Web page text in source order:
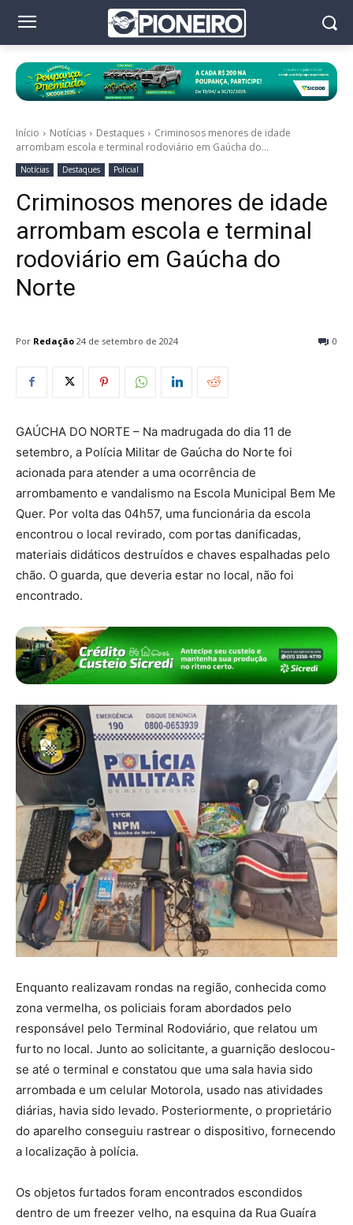
Início Notícias Destaques
Criminosos menores de idade
arrombam escola e terminal rodoviário em Gaúcha do...
Notícias Destaques Policial
Criminosos menores de idade
arrombam escola e terminal
rodoviário em Gaúcha do
Norte
Por Redação 0
24 de setembro de 2024
GAÚCHA DO NORTE – Na madrugada do dia 11 de
setembro, a Polícia Militar de Gaúcha do Norte foi
acionada para atender a uma ocorrência de
arrombamento e vandalismo na Escola Municipal Bem Me
Quer. Por volta das 04h57, uma funcionária da escola
encontrou o local revirado, com portas danificadas,
materiais didáticos destruídos e chaves espalhadas pelo
chão. O guarda, que deveria estar no local, não foi
encontrado.
Enquanto realizavam rondas na região, conhecida como
zona vermelha, os policiais foram abordados pelo
responsável pelo Terminal Rodoviário, que relatou um
furto no local. Junto ao solicitante, a guarnição deslocou-
se até o terminal e constatou que uma sala havia sido
arrombada e um celular Motorola, usado nas atividades
diárias, havia sido levado. Posteriormente, o proprietário
do aparelho conseguiu rastrear o dispositivo, fornecendo
a localização à polícia.
Os objetos furtados foram encontrados escondidos
dentro de um freezer velho, na esquina da Rua Guaíra